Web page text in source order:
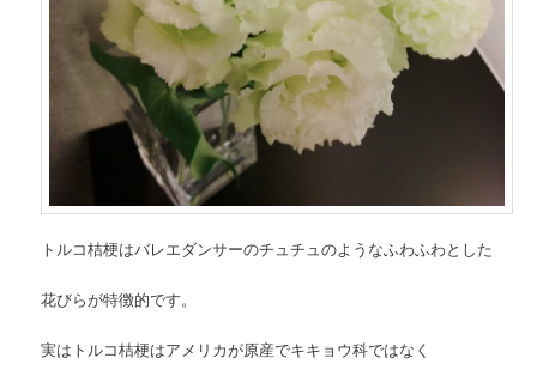
トルコ桔梗はバレエダンサーのチュチュのようなふわふわとした
花びらが特徴的です。
実はトルコ桔梗はアメリカが原産でキキョウ科ではなく